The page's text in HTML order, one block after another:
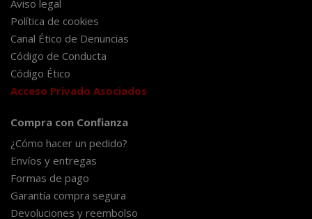
Aviso legal
Política de cookies
Canal Ético de Denuncias
Código de Conducta
Código Ético
Acceso Privado Asociados
Compra con Confianza
¿Cómo hacer un pedido?
Envíos y entregas
Formas de pago
Garantía compra segura
Devoluciones y reembolso